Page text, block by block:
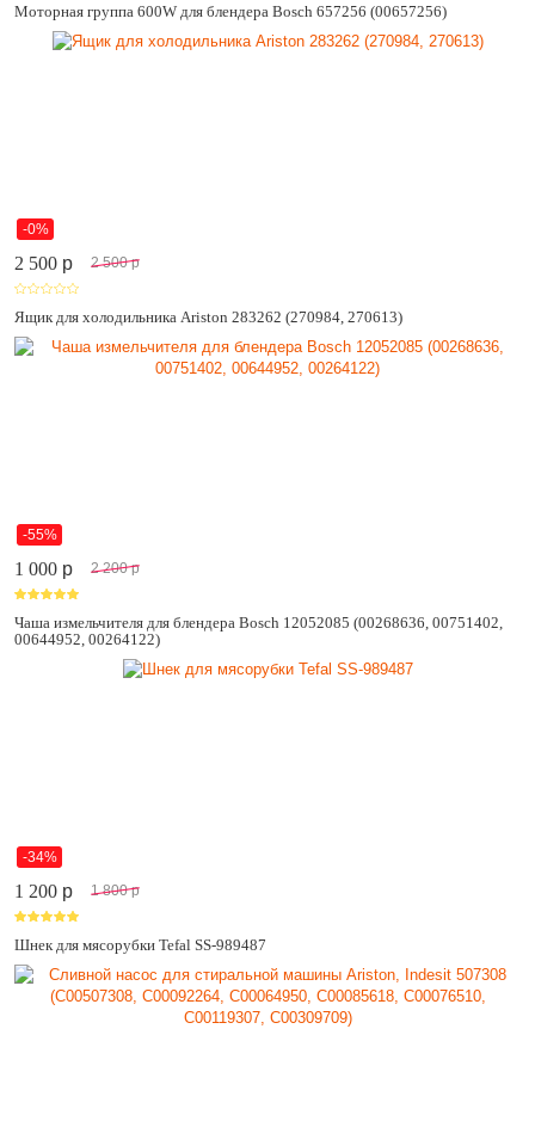
Моторная группа 600W для блендера Bosch 657256 (00657256)
-0%
2 500 p 2 500 p
Ящик для холодильника Ariston 283262 (270984, 270613)
-55%
1 000 p 2 200 p
Чаша измельчителя для блендера Bosch 12052085 (00268636, 00751402,
00644952, 00264122)
-34%
1 200 p 1 800 p
Шнек для мясорубки Tefal SS-989487